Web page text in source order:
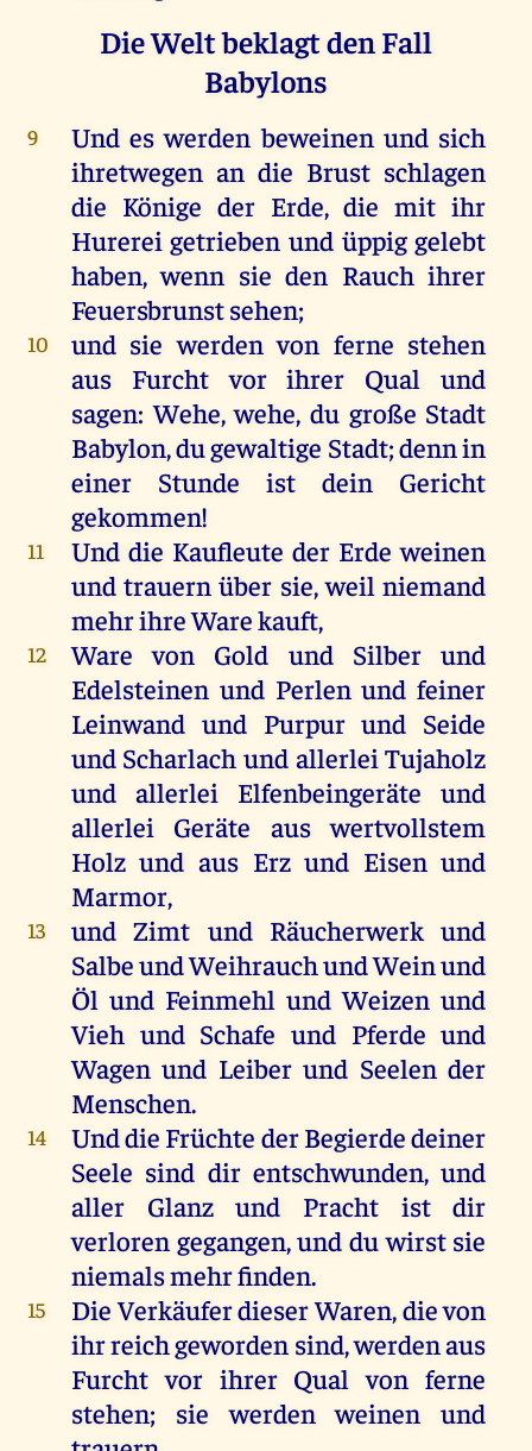
Die Welt beklagt den Fall
Babylons
9 Und es werden beweinen und sich
ihretwegen an die Brust schlagen
die Könige der Erde,die mit ihr
Hurerei getrieben und üppiggelebt
haben,wenn sie den Rauch ihrer
Feuersbrunstsehen;
10 und sie werden von ferne stehen
aus
Furcht vor ihrer Qual
und
sagen:Wehe,wehe, du große Stadt
Babylon,dugewaltige Stadt;dennin
einer
Stunde ist dein
Gericht
gekommen!
11 Und die Kaufleute der Erde weinen
und trauern über sie,weil niemand
mehrihreWarekauft,
12 Ware von Gold und Silber und
Edelsteinen und Perlen und feiner
Leinwand und Purpur und Seide
und Scharlach und allerlei Tujaholz
und allerlei Elfenbeingeräteund
allerlei
Geräte auswertvollstem
Holz und aus Erz und Eisen und
Marmor,
13 und Zimt undRäucherwerkund
SalbeundWeihrauchundWeinund
Öl undFeinmehlund Weizen und
Vieh und Schafe und Pferde und
Wagen und Leiber und Seelen der
Menschen.
14 Unddie Früchte derBegierdedeiner
Seele sind direntschwunden,und
aller
Glanz und Pracht ist
dir
verloren gegangen,und duwirst sie
niemalsmehrfinden.
15 DieVerkäuferdieserWaren,dievon
ihrreichgeworden sind,werdenaus
Furcht vor ihrer Qual von ferne
stehen; sie werden weinen und